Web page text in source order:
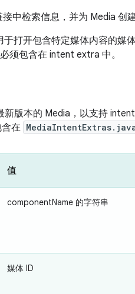
中检索信息，并为 Media 创
打开包含特定媒体内容的媒
须包含在 intent extra 中。
版本的 Media，以支持
在
值
componentName 的字符串
媒体 ID